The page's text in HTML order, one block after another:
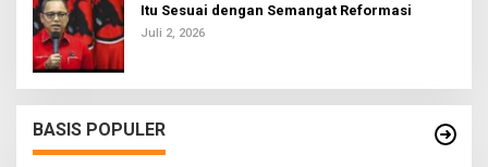
Itu Sesuai dengan Semangat Reformasi
Juli 2, 2026
BASIS POPULER